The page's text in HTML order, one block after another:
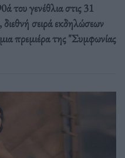
του γενέθλια στις 31
σειρά εκδηλώσεων
πρεμιέρα της "Συμφωνίας